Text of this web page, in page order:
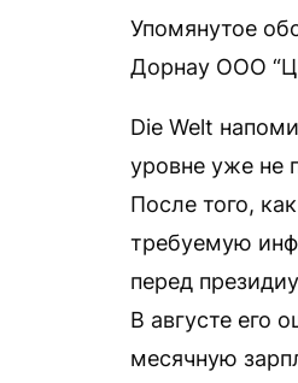
Упомянутое
Дорнау ООО
Die Welt
уровне уже не
После того,
требуемую
перед
В августе его
месячную